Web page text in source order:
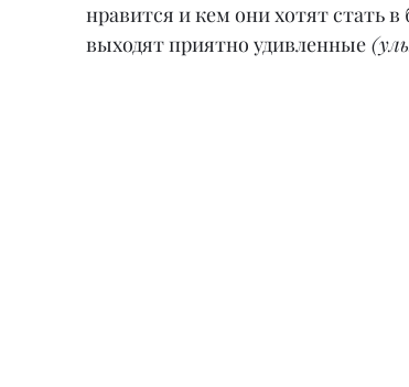
нравится и кем они хотят стать
выходят приятно удивленные